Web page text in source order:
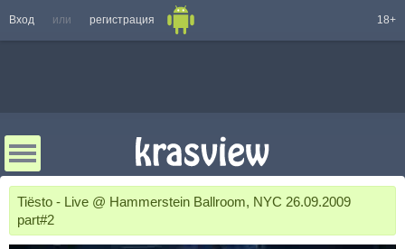
Вход или регистрация 18+
Tiёsto - Live @ Hammerstein Ballroom, NYC 26.09.2009
part#2